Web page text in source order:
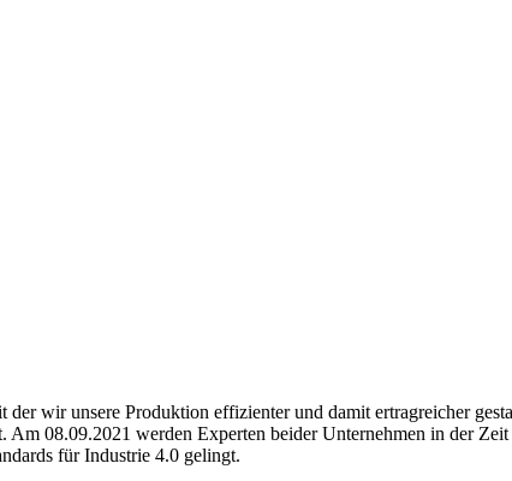
wir unsere Produktion effizienter und damit ertragreicher
08.09.2021 werden Experten beider Unternehmen in der
für Industrie 4.0 gelingt.